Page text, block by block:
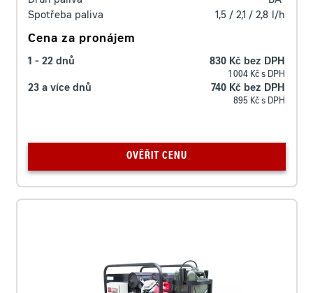
Spotřeba paliva
1,5 / 2,1 / 2,8 l/h
Cena za pronájem
1 - 22 dnů 830 Kč bez DPH
1 004 Kč s DPH
23 a více dnů 740 Kč bez DPH
895 Kč s DPH
OVĚŘIT CENU